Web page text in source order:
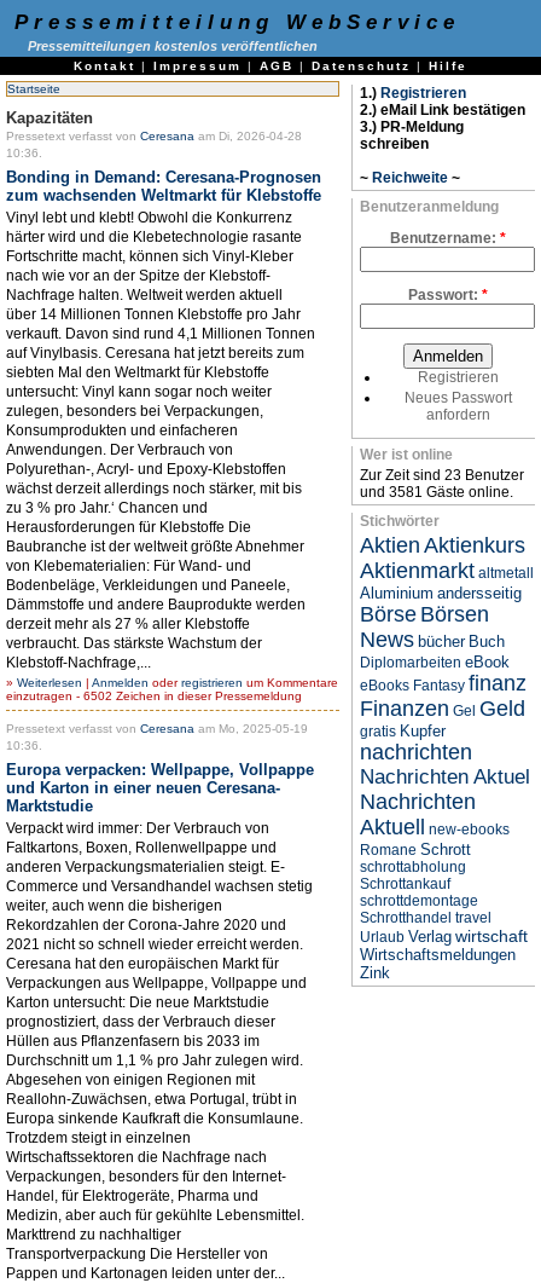
Pressemitteilung WebService
Pressemitteilungen kostenlos veröffentlichen
Kontakt | Impressum | AGB | Datenschutz | Hilfe
Startseite
Kapazitäten
Pressetext verfasst von Ceresana am Di, 2026-04-28
10:36.
Bonding in Demand: Ceresana-Prognosen
zum wachsenden Weltmarkt für Klebstoffe
Vinyl lebt und klebt! Obwohl die Konkurrenz
härter wird und die Klebetechnologie rasante
Fortschritte macht, können sich Vinyl-Kleber
nach wie vor an der Spitze der Klebstoff-
Nachfrage halten. Weltweit werden aktuell
über 14 Millionen Tonnen Klebstoffe pro Jahr
verkauft. Davon sind rund 4,1 Millionen Tonnen
auf Vinylbasis. Ceresana hat jetzt bereits zum
siebten Mal den Weltmarkt für Klebstoffe
untersucht: Vinyl kann sogar noch weiter
zulegen, besonders bei Verpackungen,
Konsumprodukten und einfacheren
Anwendungen. Der Verbrauch von
Polyurethan-, Acryl- und Epoxy-Klebstoffen
wächst derzeit allerdings noch stärker, mit bis
zu 3 % pro Jahr.‘ Chancen und
Herausforderungen für Klebstoffe Die
Baubranche ist der weltweit größte Abnehmer
von Klebematerialien: Für Wand- und
Bodenbeläge, Verkleidungen und Paneele,
Dämmstoffe und andere Bauprodukte werden
derzeit mehr als 27 % aller Klebstoffe
verbraucht. Das stärkste Wachstum der
Klebstoff-Nachfrage,...
» Weiterlesen | Anmelden oderregistrieren um Kommentare
einzutragen - 6502 Zeichen in dieser Pressemeldung
Pressetext verfasst von Ceresana am Mo, 2025-05-19
10:36.
Europa verpacken: Wellpappe, Vollpappe
und Karton in einer neuen Ceresana-
Marktstudie
Verpackt wird immer: Der Verbrauch von
Faltkartons, Boxen, Rollenwellpappe und
anderen Verpackungsmaterialien steigt. E-
Commerce und Versandhandel wachsen stetig
weiter, auch wenn die bisherigen
Rekordzahlen der Corona-Jahre 2020 und
2021 nicht so schnell wieder erreicht werden.
Ceresana hat den europäischen Markt für
Verpackungen aus Wellpappe, Vollpappe und
Karton untersucht: Die neue Marktstudie
prognostiziert, dass der Verbrauch dieser
Hüllen aus Pflanzenfasern bis 2033 im
Durchschnitt um 1,1 % pro Jahr zulegen wird.
Abgesehen von einigen Regionen mit
Reallohn-Zuwächsen, etwa Portugal, trübt in
Europa sinkende Kaufkraft die Konsumlaune.
Trotzdem steigt in einzelnen
Wirtschaftssektoren die Nachfrage nach
Verpackungen, besonders für den Internet-
Handel, für Elektrogeräte, Pharma und
Medizin, aber auch für gekühlte Lebensmittel.
Markttrend zu nachhaltiger
Transportverpackung Die Hersteller von
Pappen und Kartonagen leiden unter der...
1.) Registrieren
2.) eMail Link bestätigen
3.) PR-Meldung
schreiben
~ Reichweite ~
Benutzeranmeldung
Benutzername: *
Passwort: *
Registrieren
Neues Passwort
anfordern
Wer ist online
Zur Zeit sind 23 Benutzer
und 3581 Gäste online.
Stichwörter
Aktien Aktienkurs
Aktienmarkt altmetall
Aluminium andersseitig
Börse Börsen
News bücher Buch
Diplomarbeiten eBook
eBooks Fantasy finanz
Finanzen Gel Geld
gratis Kupfer
nachrichten
Nachrichten Aktuel
Nachrichten
Aktuell
new-ebooks
Romane Schrott
schrottabholung
Schrottankauf
schrottdemontage
Schrotthandel travel
Urlaub Verlag wirtschaft
Wirtschaftsmeldungen
Zink